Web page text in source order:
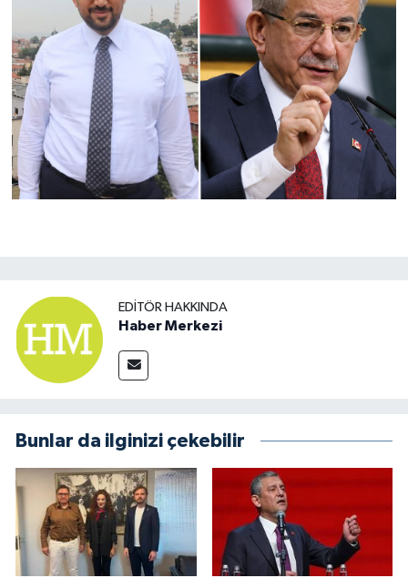
EDITÖR HAKKINDA
Haber Merkezi
Bunlar da ilginizi çekebilir